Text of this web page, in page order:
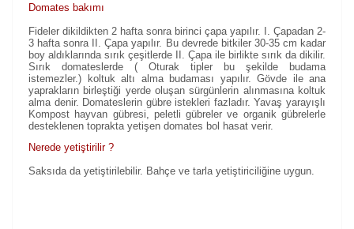
Domates bakımı
Fideler dikildikten 2 hafta sonra birinci çapa yapılır. I. Çapadan 2-
3 hafta sonra II. Çapa yapılır. Bu devrede bitkiler 30-35 cm kadar
boy aldıklarında sırık çeşitlerde II. Çapa ile birlikte sırık da dikilir.
Sırık domateslerde ( Oturak tipler bu şekilde budama
istemezler.) koltuk altı alma budaması yapılır. Gövde ile ana
yaprakların birleştiği yerde oluşan sürgünlerin alınmasına koltuk
alma denir. Domateslerin gübre istekleri fazladır. Yavaş yarayışlı
Kompost hayvan gübresi, peletli gübreler ve organik gübrelerle
desteklenen toprakta yetişen domates bol hasat verir.
Nerede yetiştirilir ?
Saksıda da yetiştirilebilir. Bahçe ve tarla yetiştiriciliğine uygun.